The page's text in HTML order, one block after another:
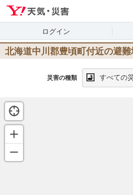
ログイン
北海道中川郡豊頃町 付近の避難
災害の種類 すべての